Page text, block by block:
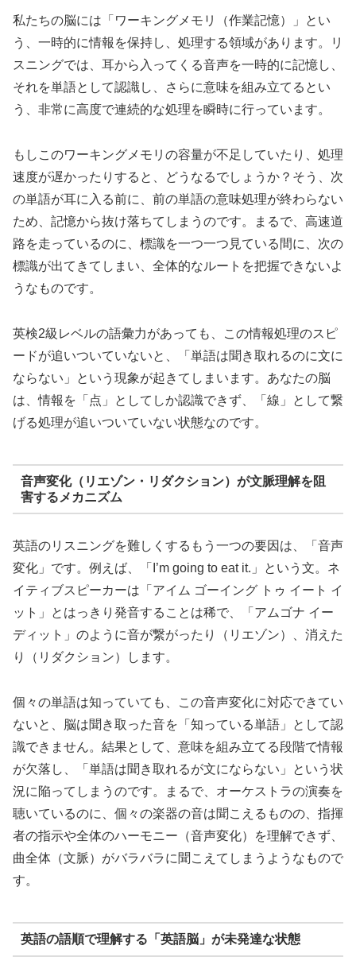
私たちの脳には「ワーキングメモリ（作業記憶）」とい
う、一時的に情報を保持し、処理する領域があります。リ
スニングでは、耳から入ってくる音声を一時的に記憶し、
それを単語として認識し、さらに意味を組み立てるとい
う、非常に高度で連続的な処理を瞬時に行っています。
もしこのワーキングメモリの容量が不足していたり、処理
速度が遅かったりすると、どうなるでしょうか？そう、次
の単語が耳に入る前に、前の単語の意味処理が終わらない
ため、記憶から抜け落ちてしまうのです。まるで、高速道
路を走っているのに、標識を一つ一つ見ている間に、次の
標識が出てきてしまい、全体的なルートを把握できないよ
うなものです。
英検2級レベルの語彙力があっても、この情報処理のスピ
ードが追いついていないと、「単語は聞き取れるのに文に
ならない」という現象が起きてしまいます。あなたの脳
は、情報を「点」としてしか認識できず、「線」として繋
げる処理が追いついていない状態なのです。
音声変化（リエゾン・リダクション）が文脈理解を阻
害するメカニズム
英語のリスニングを難しくするもう一つの要因は、「音声
変化」です。例えば、「I’m going to eat it.」という文。ネ
イティブスピーカーは「アイム ゴーイング トゥ イート イ
ット」とはっきり発音することは稀で、「アムゴナ イー
ディット」のように音が繋がったり（リエゾン）、消えた
り（リダクション）します。
個々の単語は知っていても、この音声変化に対応できてい
ないと、脳は聞き取った音を「知っている単語」として認
識できません。結果として、意味を組み立てる段階で情報
が欠落し、「単語は聞き取れるが文にならない」という状
況に陥ってしまうのです。まるで、オーケストラの演奏を
聴いているのに、個々の楽器の音は聞こえるものの、指揮
者の指示や全体のハーモニー（音声変化）を理解できず、
曲全体（文脈）がバラバラに聞こえてしまうようなもので
す。
英語の語順で理解する「英語脳」が未発達な状態